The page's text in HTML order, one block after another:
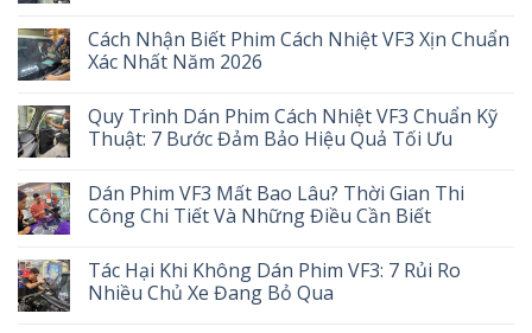
Cách Nhận Biết Phim Cách Nhiệt VF3 Xịn Chuẩn
Xác Nhất Năm 2026
Quy Trình Dán Phim Cách Nhiệt VF3 Chuẩn Kỹ
Thuật: 7 Bước Đảm Bảo Hiệu Quả Tối Ưu
Dán Phim VF3 Mất Bao Lâu? Thời Gian Thi
Công Chi Tiết Và Những Điều Cần Biết
Tác Hại Khi Không Dán Phim VF3: 7 Rủi Ro
Nhiều Chủ Xe Đang Bỏ Qua